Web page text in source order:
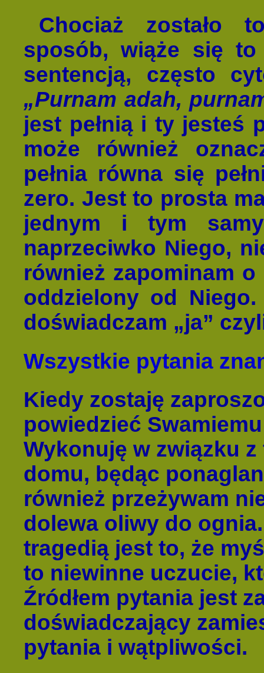
Chociaż zostało
sposób, wiąże się
sentencją, często
„Purnam adah,
jest pełnią i ty jesteś
może również
pełnia równa się
zero. Jest to prosta
jednym i tym
naprzeciwko Niego,
również zapominam
oddzielony od
doświadczam „ja”
Wszystkie pytania
Kiedy zostaję
powiedzieć
Wykonuję w związku
domu, będąc
również przeżywam
dolewa oliwy do
tragedią jest to, że
to niewinne uczucie,
Źródłem pytania jest
doświadczający
pytania i wątpliwości.